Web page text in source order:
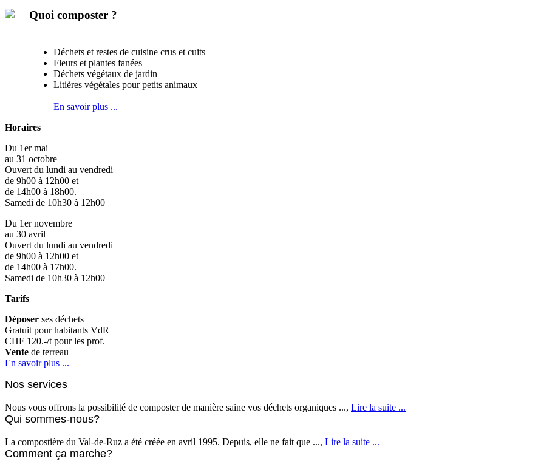
Quoi composter ?
Déchets et restes de cuisine crus et cuits
Fleurs et plantes fanées
Déchets végétaux de jardin
Litières végétales pour petits animaux
En savoir plus ...
Horaires
Du 1er mai
au 31 octobre
Ouvert du lundi au vendredi
de 9h00 à 12h00 et
de 14h00 à 18h00.
Samedi de 10h30 à 12h00
Du 1er novembre
au 30 avril
Ouvert du lundi au vendredi
de 9h00 à 12h00 et
de 14h00 à 17h00.
Samedi de 10h30 à 12h00
Tarifs
Déposer ses déchets
Gratuit pour habitants VdR
CHF 120.-/t pour les prof.
Vente de terreau
En savoir plus ...
Nos services
Nous vous offrons la possibilité de composter de manière saine vos déchets organiques ..., Lire la suite ...
Qui sommes-nous?
La compostière du Val-de-Ruz a été créée en avril 1995. Depuis, elle ne fait que ..., Lire la suite ...
Comment ça marche?